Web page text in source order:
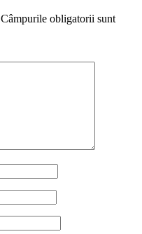
Câmpurile obligatorii sunt